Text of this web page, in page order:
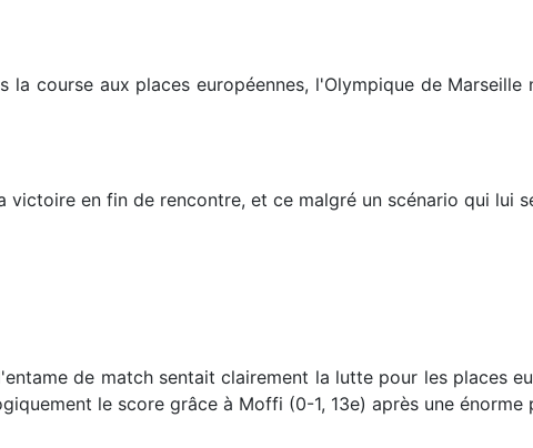
la course aux places européennes, l'Olympique de
victoire en fin de rencontre, et ce malgré un scénario qui lui
de match sentait clairement la lutte pour les places
le score grâce à Moffi (0-1, 13e) après une énorme